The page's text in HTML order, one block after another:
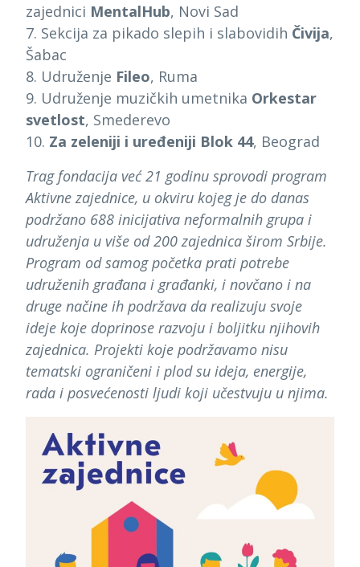
zajednici MentalHub, Novi Sad
7. Sekcija za pikado slepih i slabovidih Čivija,
Šabac
8. Udruženje Fileo, Ruma
9. Udruženje muzičkih umetnika Orkestar
svetlost, Smederevo
10. Za zeleniji i uređeniji Blok 44, Beograd
Trag fondacija već 21 godinu sprovodi program
Aktivne zajednice, u okviru kojeg je do danas
podržano 688 inicijativa neformalnih grupa i
udruženja u više od 200 zajednica širom Srbije.
Program od samog početka prati potrebe
udruženih građana i građanki, i novčano i na
druge načine ih podržava da realizuju svoje
ideje koje doprinose razvoju i boljitku njihovih
zajednica. Projekti koje podržavamo nisu
tematski ograničeni i plod su ideja, energije,
rada i posvećenosti ljudi koji učestvuju u njima.